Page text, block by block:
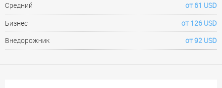
Средний
от 61 USD
Бизнес
от 126 USD
Внедорожник
от 92 USD